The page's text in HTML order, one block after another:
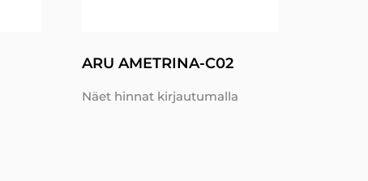
ARU AMETRINA-C02
Näet hinnat kirjautumalla